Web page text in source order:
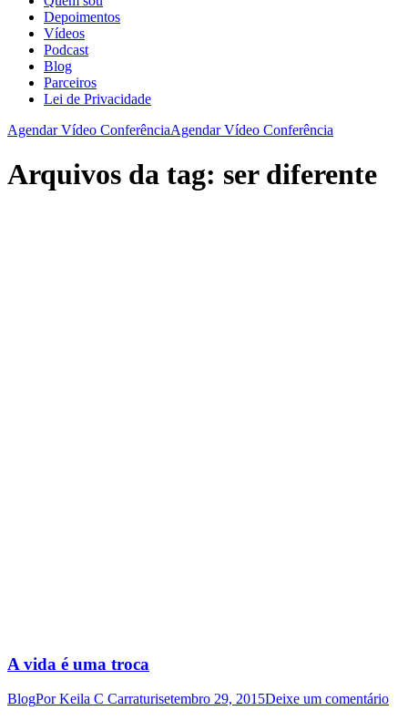
Depoimentos
Vídeos
Podcast
Blog
Parceiros
Lei de Privacidade
Agendar Vídeo ConferênciaAgendar Vídeo Conferência
Arquivos da tag: ser diferente
A vida é uma troca
BlogPorKeila C Carraturisetembro 29, 2015Deixe um comentário